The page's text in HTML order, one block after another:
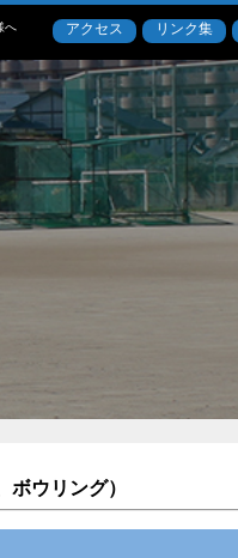
へ アクセス リンク集
ウリング）